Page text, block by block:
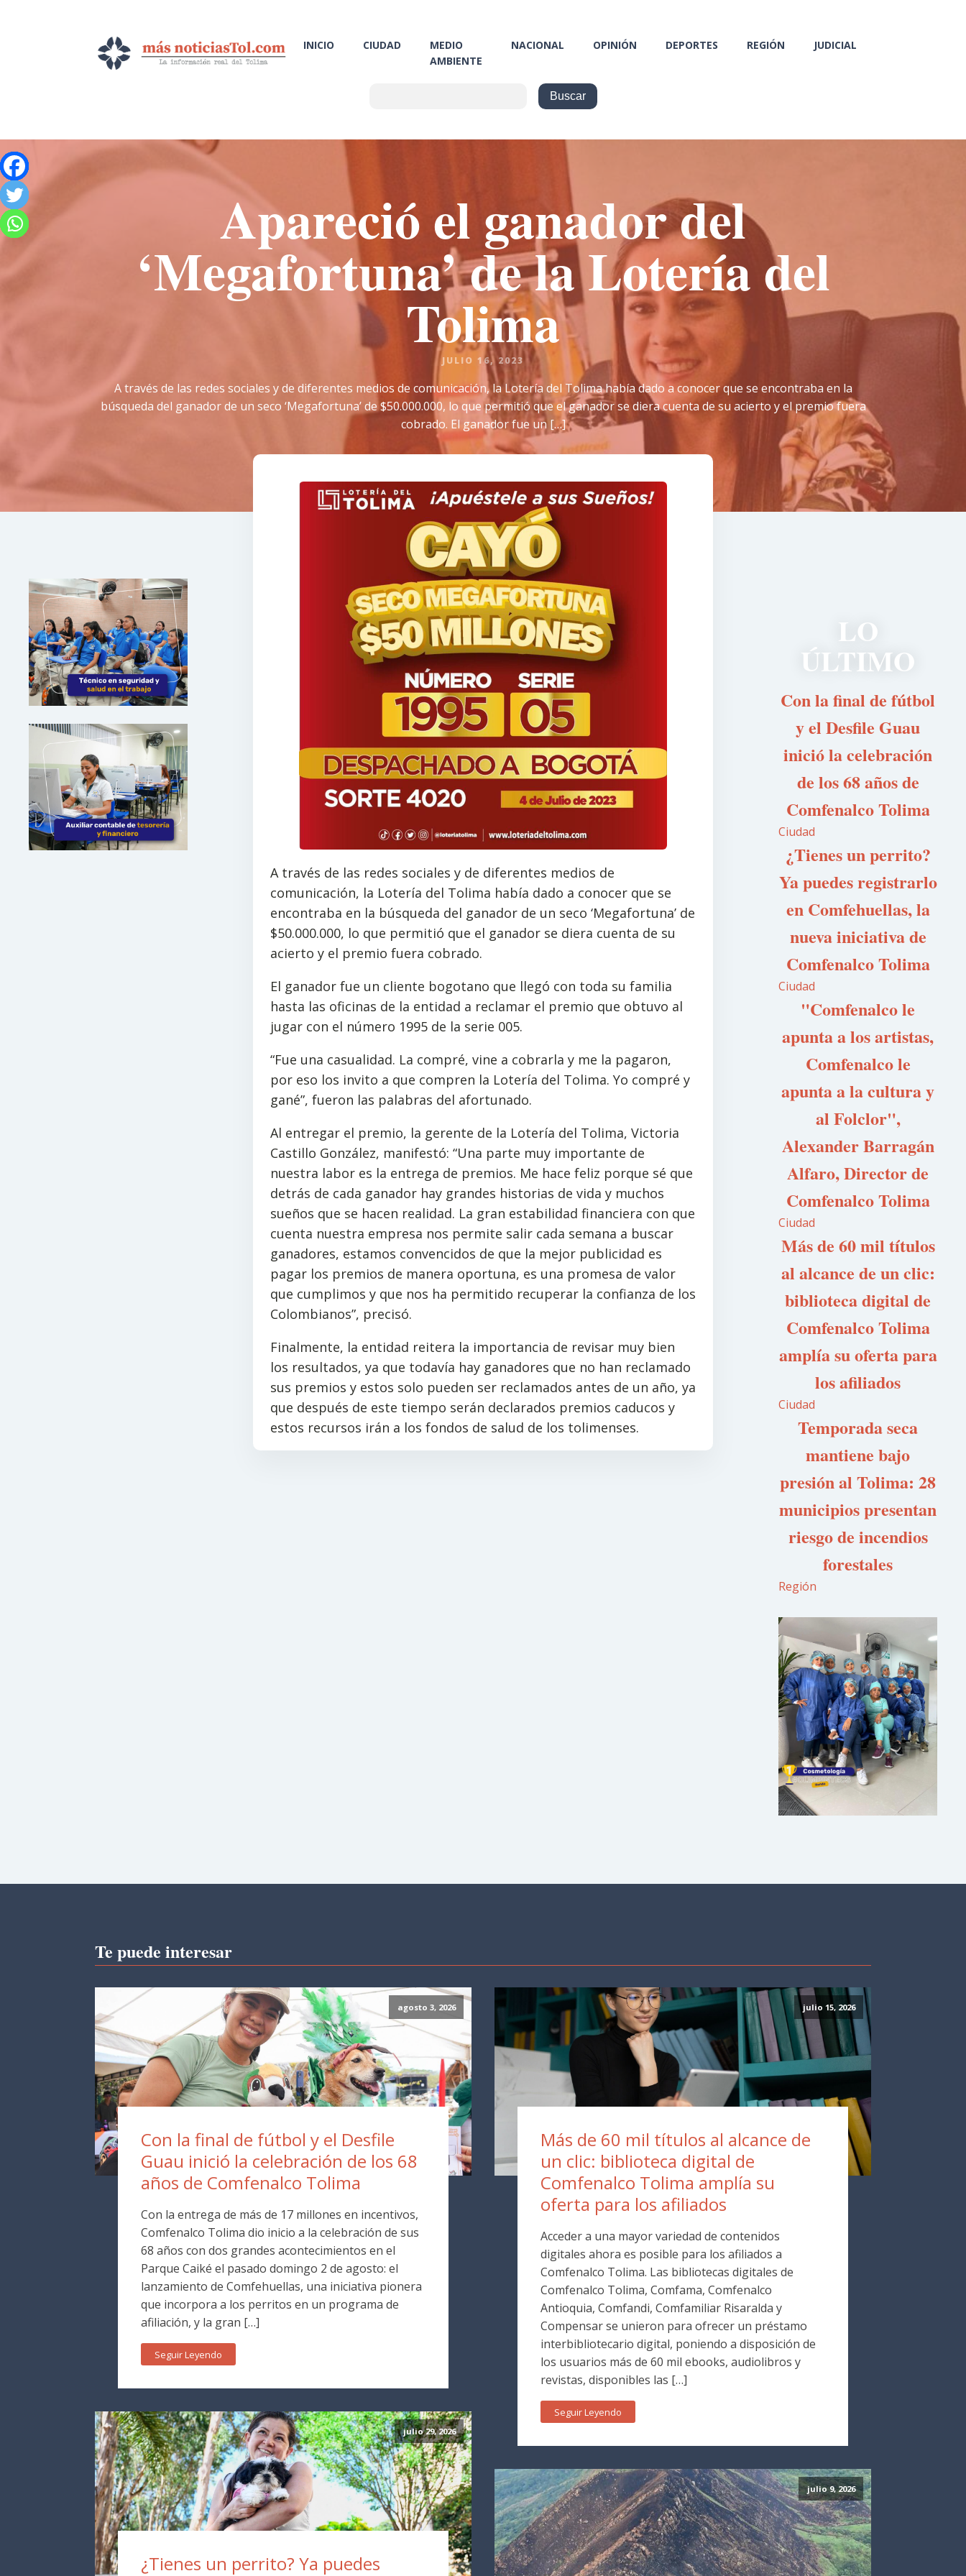
INICIO CIUDAD
MEDIO
AMBIENTE
NACIONAL OPINIÓN DEPORTES REGIÓN JUDICIAL
Apareció el ganador del
‘Megafortuna’ de la Lotería del
Tolima
JULIO 16, 2023
A través de las redes sociales y de diferentes medios de comunicación, la Lotería del Tolima había dado a conocer que se encontraba en la
búsqueda del ganador de un seco ‘Megafortuna’ de $50.000.000, lo que permitió que el ganador se diera cuenta de su acierto y el premio fuera
cobrado. El ganador fue un […]
A través de las redes sociales y de diferentes medios de
comunicación, la Lotería del Tolima había dado a conocer que se
encontraba en la búsqueda del ganador de un seco ‘Megafortuna’ de
$50.000.000, lo que permitió que el ganador se diera cuenta de su
acierto y el premio fuera cobrado.
El ganador fue un cliente bogotano que llegó con toda su familia
hasta las oficinas de la entidad a reclamar el premio que obtuvo al
jugar con el número 1995 de la serie 005.
“Fue una casualidad. La compré, vine a cobrarla y me la pagaron,
por eso los invito a que compren la Lotería del Tolima. Yo compré y
gané”, fueron las palabras del afortunado.
Al entregar el premio, la gerente de la Lotería del Tolima, Victoria
Castillo González, manifestó: “Una parte muy importante de
nuestra labor es la entrega de premios. Me hace feliz porque sé que
detrás de cada ganador hay grandes historias de vida y muchos
sueños que se hacen realidad. La gran estabilidad financiera con que
cuenta nuestra empresa nos permite salir cada semana a buscar
ganadores, estamos convencidos de que la mejor publicidad es
pagar los premios de manera oportuna, es una promesa de valor
que cumplimos y que nos ha permitido recuperar la confianza de los
Colombianos”, precisó.
Finalmente, la entidad reitera la importancia de revisar muy bien
los resultados, ya que todavía hay ganadores que no han reclamado
sus premios y estos solo pueden ser reclamados antes de un año, ya
que después de este tiempo serán declarados premios caducos y
estos recursos irán a los fondos de salud de los tolimenses.
LO
ÚLTIMO
Con la final de fútbol
y el Desfile Guau
inició la celebración
de los 68 años de
Comfenalco Tolima
Ciudad
¿Tienes un perrito?
Ya puedes registrarlo
en Comfehuellas, la
nueva iniciativa de
Comfenalco Tolima
Ciudad
"Comfenalco le
apunta a los artistas,
Comfenalco le
apunta a la cultura y
al Folclor",
Alexander Barragán
Alfaro, Director de
Comfenalco Tolima
Ciudad
Más de 60 mil títulos
al alcance de un clic:
biblioteca digital de
Comfenalco Tolima
amplía su oferta para
los afiliados
Ciudad
Temporada seca
mantiene bajo
presión al Tolima: 28
municipios presentan
riesgo de incendios
forestales
Región
Te puede interesar
agosto 3, 2026
Con la final de fútbol y el Desfile
Guau inició la celebración de los 68
años de Comfenalco Tolima
Con la entrega de más de 17 millones en incentivos,
Comfenalco Tolima dio inicio a la celebración de sus
68 años con dos grandes acontecimientos en el
Parque Caiké el pasado domingo 2 de agosto: el
lanzamiento de Comfehuellas, una iniciativa pionera
que incorpora a los perritos en un programa de
afiliación, y la gran […]
Seguir Leyendo
julio 29, 2026
¿Tienes un perrito? Ya puedes
julio 15, 2026
Más de 60 mil títulos al alcance de
un clic: biblioteca digital de
Comfenalco Tolima amplía su
oferta para los afiliados
Acceder a una mayor variedad de contenidos
digitales ahora es posible para los afiliados a
Comfenalco Tolima. Las bibliotecas digitales de
Comfenalco Tolima, Comfama, Comfenalco
Antioquia, Comfandi, Comfamiliar Risaralda y
Compensar se unieron para ofrecer un préstamo
interbibliotecario digital, poniendo a disposición de
los usuarios más de 60 mil ebooks, audiolibros y
revistas, disponibles las […]
Seguir Leyendo
julio 9, 2026